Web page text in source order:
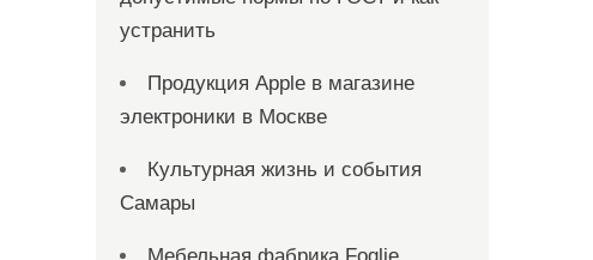
устранить
Продукция Apple в магазине
электроники в Москве
Культурная жизнь и события
Самары